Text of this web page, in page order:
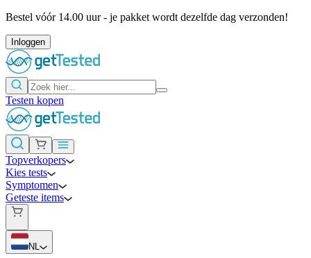
Bestel vóór 14.00 uur - je pakket wordt dezelfde dag verzonden!
Inloggen
Testen kopen
Topverkopers
Kies tests
Symptomen
Geteste items
NL